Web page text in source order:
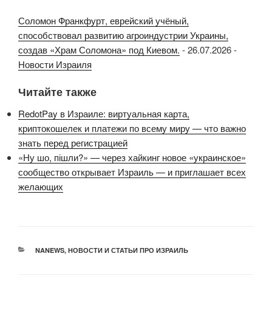
Соломон Франкфурт, еврейский учёный,
способствовал развитию агроиндустрии Украины,
создав «Храм Соломона» под Киевом. -26.07.2026-
Новости Израиля
Читайте также
RedotPay в Израиле: виртуальная карта,
криптокошелек и платежи по всему миру — что важно
знать перед регистрацией
«Ну шо, пішли?» — через хайкинг новое «украинское»
сообщество открывает Израиль — и приглашает всех
желающих
РУБРИКИ
NANEWS, НОВОСТИ И СТАТЬИ ПРО ИЗРАИЛЬ